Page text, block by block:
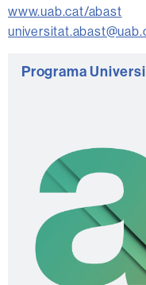
www.uab.cat/abast
Informació
Programa